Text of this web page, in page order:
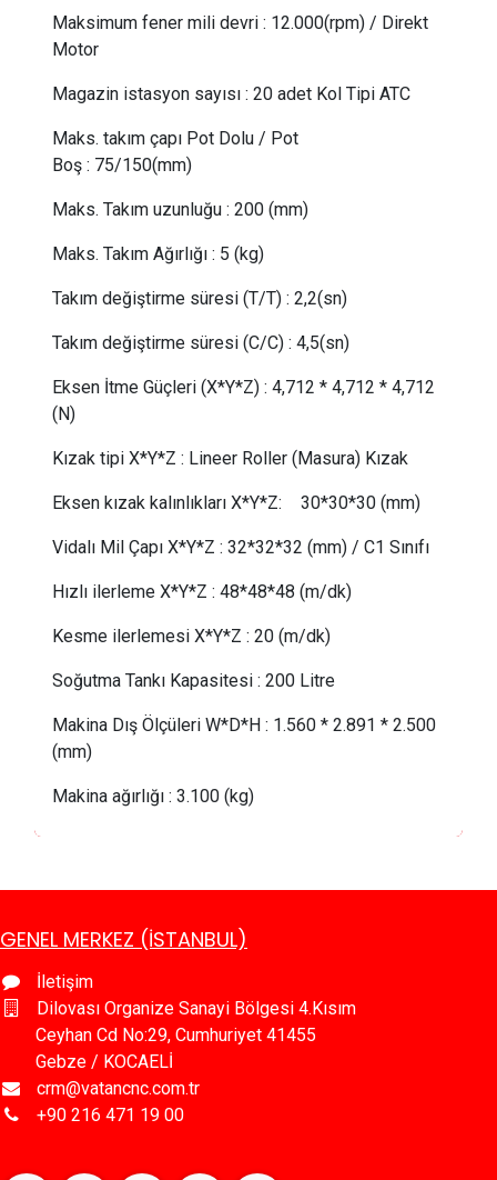
Maksimum fener mili devri : 12.000(rpm) / Direkt
Motor
Magazin istasyon sayısı : 20 adet Kol Tipi ATC
Maks. takım çapı Pot Dolu / Pot
Boş : 75/150(mm)
Maks. Takım uzunluğu : 200 (mm)
Maks. Takım Ağırlığı : 5 (kg)
Takım değiştirme süresi (T/T) : 2,2(sn)
Takım değiştirme süresi (C/C) : 4,5(sn)
Eksen İtme Güçleri (X*Y*Z) : 4,712 * 4,712 * 4,712
(N)
Kızak tipi X*Y*Z : Lineer Roller (Masura) Kızak
Eksen kızak kalınlıkları X*Y*Z: 30*30*30 (mm)
Vidalı Mil Çapı X*Y*Z : 32*32*32 (mm) / C1 Sınıfı
Hızlı ilerleme X*Y*Z : 48*48*48 (m/dk)
Kesme ilerlemesi X*Y*Z : 20 (m/dk)
Soğutma Tankı Kapasitesi : 200 Litre
Makina Dış Ölçüleri W*D*H : 1.560 * 2.891 * 2.500
(mm)
Makina ağırlığı : 3.100 (kg)
GENEL MERKEZ (İSTANBUL)
İletişim
Dilovası Organize Sanayi Bölgesi 4.Kısım
Ceyhan Cd No:29, Cumhuriyet 41455
Gebze / KOCAELİ
crm@vatancnc.com.tr
+90 216 471 19 00